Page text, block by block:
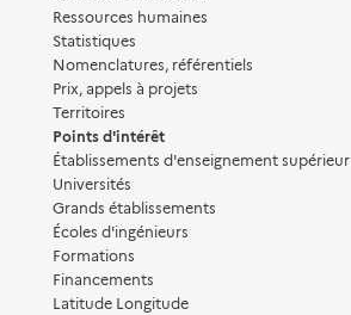
Ressources humaines
Statistiques
Nomenclatures, référentiels
Prix, appels à projets
Territoires
Points d'intérêt
Établissements d'enseignement supérieur
Universités
Grands établissements
Écoles d'ingénieurs
Formations
Financements
Latitude Longitude